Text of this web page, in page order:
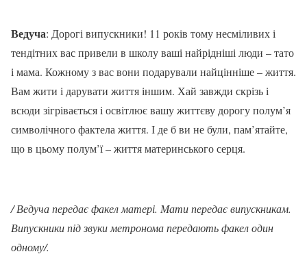
Ведуча: Дорогі випускники! 11 років тому несміливих і
тендітних вас привели в школу ваші найрідніші люди – тато
і мама. Кожному з вас вони подарували найцінніше – життя.
Вам жити і дарувати життя іншим. Хай завжди скрізь і
всюди зігрівається і освітлює вашу життєву дорогу полум’я
символічного фактела життя. І де б ви не були, пам’ятайте,
що в цьому полум’ї – життя материнського серця.
/ Ведуча передає факел матері. Мати передає випускникам.
Випускники під звуки метронома передають факел один
одному/.